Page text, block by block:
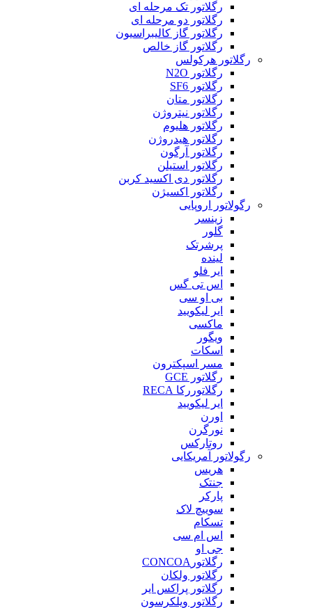
رگلاتور تک مرحله ای
رگلاتور دو مرحله ای
رگلاتور گاز کالیبراسیون
رگلاتور گاز خالص
رگلاتور هرکولس
رگلاتور N2O
رگلاتور SF6
رگلاتور متان
رگلاتور نیتروژن
رگلاتور هلیوم
رگلاتور هیدروژن
رگلاتور آرگون
رگلاتور استیلن
رگلاتور دی اکسید کربن
رگلاتور اکسیژن
رگولاتور اروپایی
زینسر
گلور
پرشرتک
لینده
ایر فلو
اس تی گس
بی او سی
ایر لیکویید
ماکسی
ویگور
اسکات
مسر اسپکترون
رگلاتور GCE
رگلاتوررکا RECA
ایر لیکویید
اورن
نورگرن
روتارکس
رگولاتور آمریکایی
هریس
جنتک
پارکر
سوییچ لاک
تسکام
اس ام سی
جی او
رگلاتورCONCOA
رگلاتور ولکان
رگلاتور پراکس ایر
رگلاتور ویلکرسون